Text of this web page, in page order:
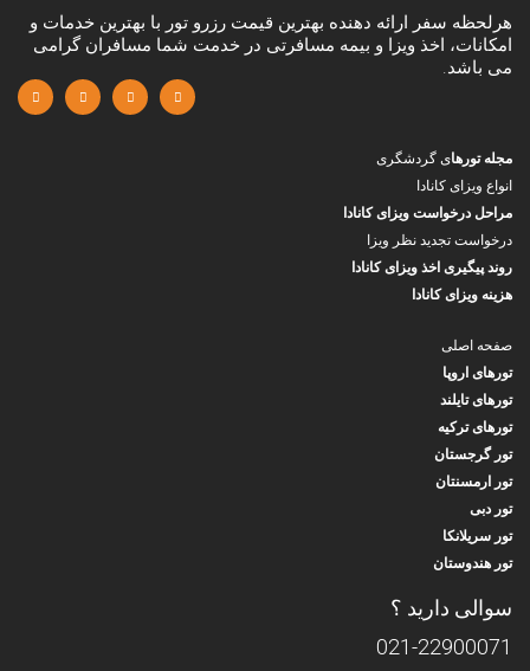
هرلحظه سفر ارائه دهنده بهترین قیمت رزرو تور با بهترین خدمات و
امکانات، اخذ ویزا و بیمه مسافرتی در خدمت شما مسافران گرامی
می باشد.
مجله تورهای گردشگری
انواع ویزای کانادا
مراحل درخواست ویزای کانادا
درخواست تجدید نظر ویزا
روند پیگیری اخذ ویزای کانادا
هزینه ویزای کانادا
صفحه اصلی
تورهای اروپا
تورهای تایلند
تورهای ترکیه
تور گرجستان
تور ارمسنتان
تور دبی
تور سریلانکا
تور هندوستان
سوالی دارید ؟
021-22900071